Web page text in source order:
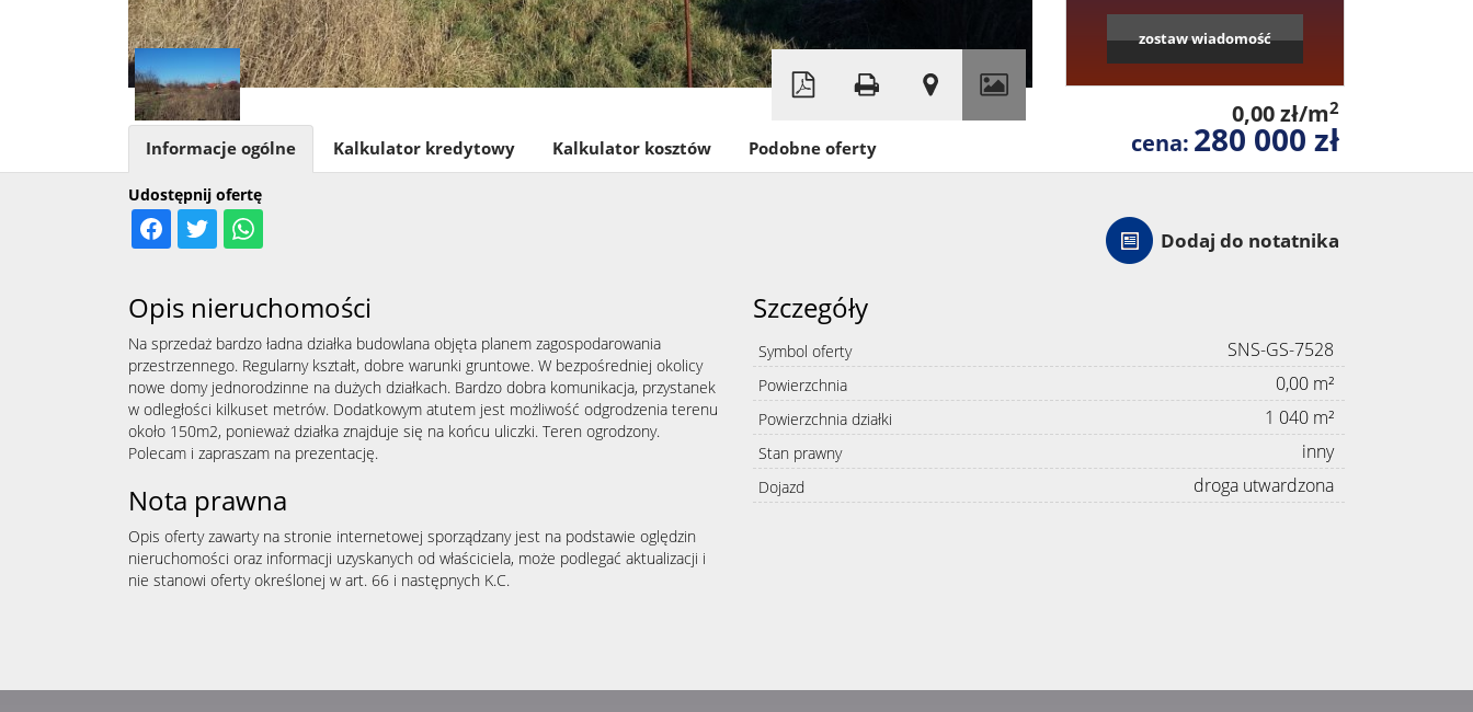
©OpenStreetMap contributors
zostaw wiadomość
0,00 zł/m2
cena: 280 000 zł
Dodaj do notatnika
Udostępnij ofertę
Informacje ogólne Kalkulator kredytowy Kalkulator kosztów Podobne oferty
Opis nieruchomości
Na sprzedaż bardzo ładna działka budowlana objęta planem zagospodarowania
przestrzennego. Regularny kształt, dobre warunki gruntowe. W bezpośredniej okolicy
nowe domy jednorodzinne na dużych działkach. Bardzo dobra komunikacja, przystanek
w odległości kilkuset metrów. Dodatkowym atutem jest możliwość odgrodzenia terenu
około 150m2, ponieważ działka znajduje się na końcu uliczki. Teren ogrodzony.
Polecam i zapraszam na prezentację.
Nota prawna
Opis oferty zawarty na stronie internetowej sporządzany jest na podstawie oględzin
nieruchomości oraz informacji uzyskanych od właściciela, może podlegać aktualizacji i
nie stanowi oferty określonej w art. 66 i następnych K.C.
Szczegóły
Symbol oferty SNS-GS-7528
Powierzchnia 0,00 m²
Powierzchnia działki 1 040 m²
Stan prawny inny
Dojazd droga utwardzona